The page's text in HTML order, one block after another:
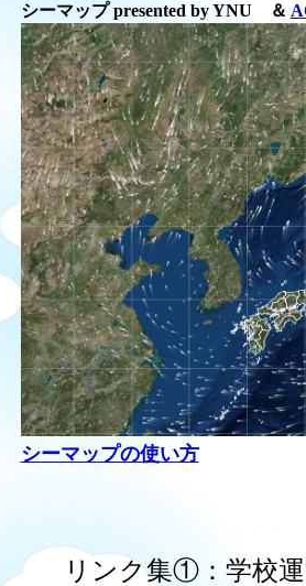
シーマップ presented by YNU ＆
シーマップの使い方
リンク集①：学校